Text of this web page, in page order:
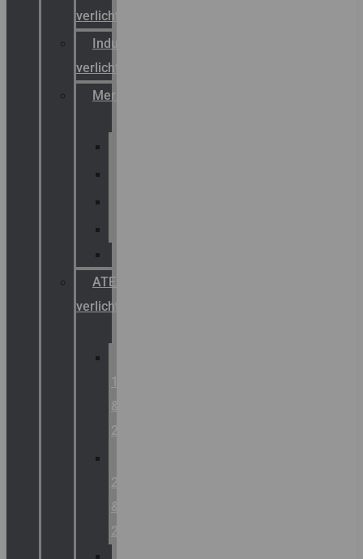
verlichting
Industriële
verlichting
Merken
ATEX
verlichting
1
&
2
21
&
22